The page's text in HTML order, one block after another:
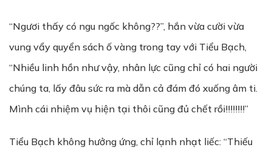
“Ngươi thấy có ngu ngốc không??”, hắn vừa cười vừa
vung vẩy quyển sách ố vàng trong tay với Tiểu Bạch,
“Nhiều linh hồn như vậy, nhân lực cũng chỉ có hai người
chúng ta, lấy đâu sức ra mà dẫn cả đám đó xuống âm ti.
Mình cái nhiệm vụ hiện tại thôi cũng đủ chết rồi!!!!!!!!”
Tiểu Bạch không hưởng ứng, chỉ lạnh nhạt liếc: “Thiếu